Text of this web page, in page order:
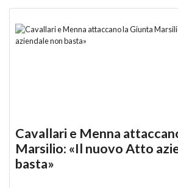
Cavallari e Menna
Marsilio: «Il nuovo Atto
basta»